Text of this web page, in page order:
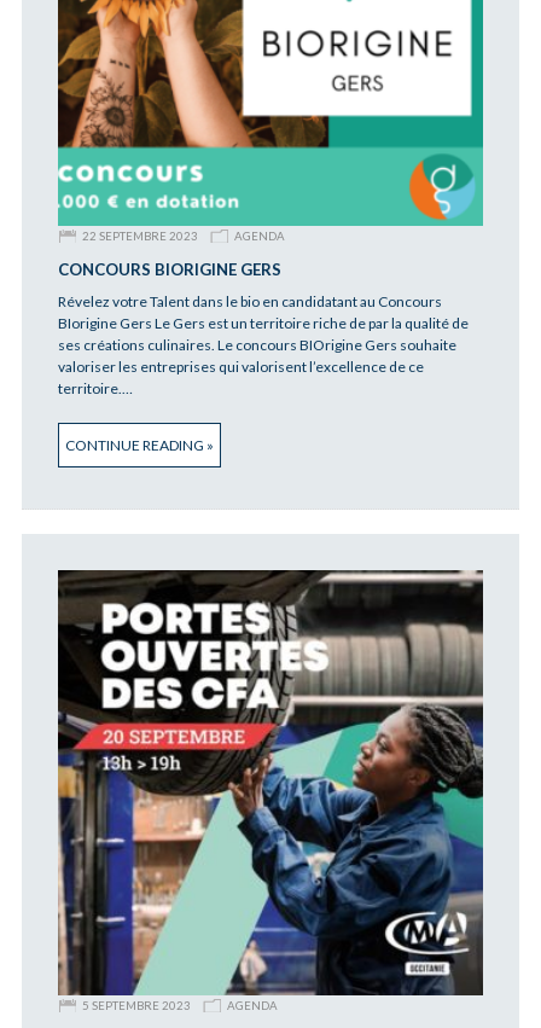
22 SEPTEMBRE 2023 AGENDA
CONCOURS BIORIGINE GERS
Révelez votre Talent dans le bio en candidatant au Concours
BIorigine Gers Le Gers est un territoire riche de par la qualité de
ses créations culinaires. Le concours BIOrigine Gers souhaite
valoriser les entreprises qui valorisent l’excellence de ce
territoire.…
CONTINUE READING »
5 SEPTEMBRE 2023 AGENDA